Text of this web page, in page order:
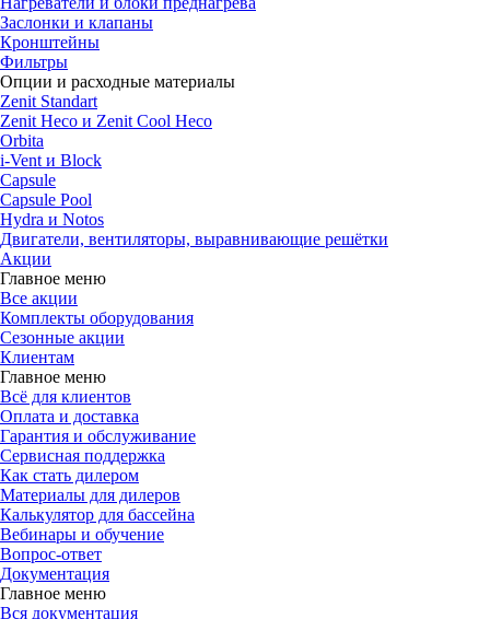
Заслонки и клапаны
Кронштейны
Фильтры
Опции и расходные материалы
Zenit Standart
Zenit Heco и Zenit Cool Heco
Orbita
i-Vent и Block
Capsule
Capsule Pool
Hydra и Notos
Двигатели, вентиляторы, выравнивающие решётки
Акции
Главное меню
Все акции
Комплекты оборудования
Сезонные акции
Клиентам
Главное меню
Всё для клиентов
Оплата и доставка
Гарантия и обслуживание
Сервисная поддержка
Как стать дилером
Материалы для дилеров
Калькулятор для бассейна
Вебинары и обучение
Вопрос-ответ
Документация
Главное меню
Вся документация